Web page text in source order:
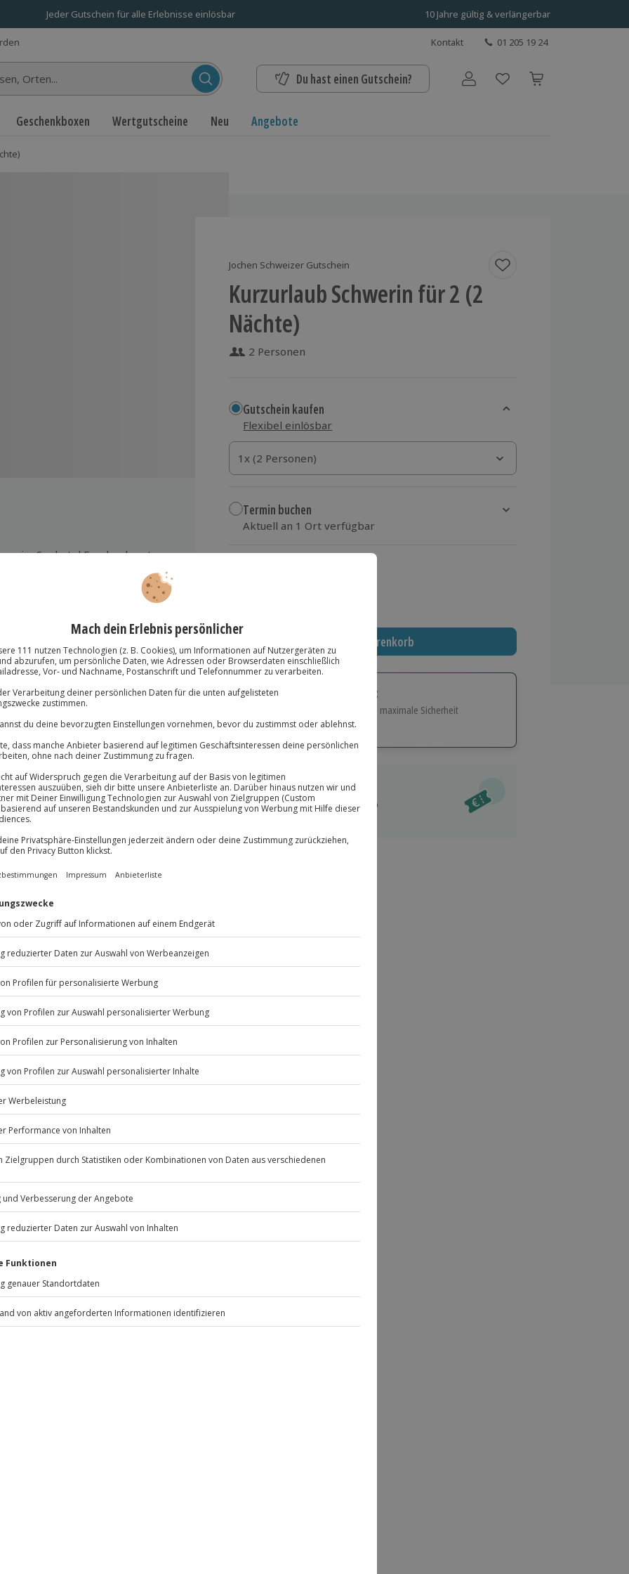
Jeder Gutschein für alle Erlebnisse einlösbar 10 Jahre gültig & verlängerbar
Kontakt 01 205 19 24
Du hast einen Gutschein? Benutzerkonto
Geschenkboxen Wertgutscheine Neu Angebote
Jochen Schweizer Gutschein
Kurzurlaub Schwerin für 2 (2
Nächte)
2 Personen
Gutschein kaufen
Flexibel einlösbar
1x (2 Personen)
1x (2 Personen)
1x (2 Personen)
Termin buchen
Aktuell an 1 Ort verfügbar
Wähle im nächsten Schritt einen Termin aus
In den Warenkorb
Immer das richtige Geschenk:
Große Auswahl, volle Flexibilität und maximale Sicherheit
Große Auswahl
Volle Flexibilität
Jeder Gutschein für alle Erlebnisse einlösbar.
Maximale Sicherheit
-15%* Club Deal verfügbar
Direktabzug im Warenkorb
im Seehotel Frankenhorst
übertragbar. Details
im Seehotel Frankenhorst
ans Wasser. Ihr übernachtet
startet entspannt mit einem
Begrüßung wartet ein
Wasser auf dem
am See besonders
über das Wasser schweifen
Parken ist nach Verfügbarkeit
Kurztrip Schwerin klar und
Absprache mit dem
Fitnessbereich, Indoor-
Badedmantel
Uhr
Listenansicht
Mühldorfstraße 8
81671 München
außer an bundesweiten